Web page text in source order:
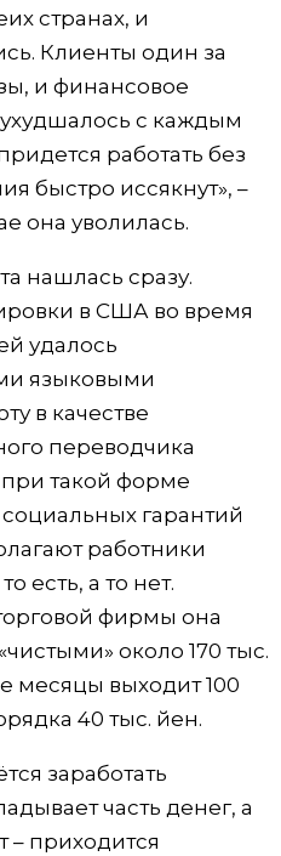
странах, и
Клиенты один за
и финансовое
с каждым
работать без
быстро иссякнут», –
она уволилась.
нашлась сразу.
в США во время
удалось
языковыми
в качестве
переводчика
при такой форме
гарантий
работники
есть, а то нет.
фирмы она
около 170 тыс.
месяцы выходит 100
40 тыс. йен.
заработать
часть денег, а
– приходится